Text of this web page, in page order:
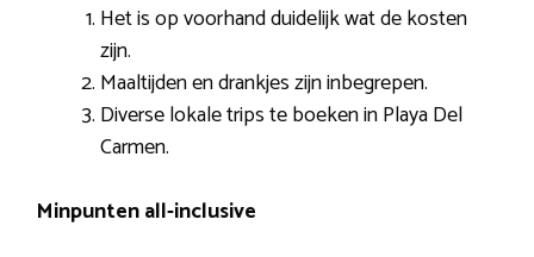
Het is op voorhand duidelijk wat de kosten
zijn.
Maaltijden en drankjes zijn inbegrepen.
Diverse lokale trips te boeken in Playa Del
Carmen.
Minpunten all-inclusive